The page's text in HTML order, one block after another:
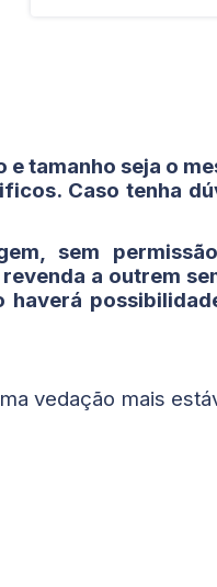
tamanho seja o
Caso tenha
sem
a outrem
haverá
vedação mais